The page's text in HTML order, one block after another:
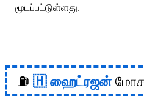
மூடப்பட்டுள்ளது.
⛽ ஹைட்ரஜன்